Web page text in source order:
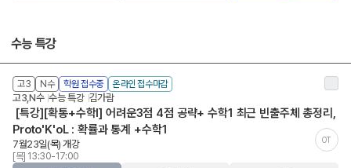
수능 특강
고3 N수 학원 접수중 온라인 접수마감
고3,N수 수능 특강 김가람
[특강][확통+수학Ⅰ] 어려운3점 4점 공략+ 수학1 최근 빈출주체 총정리,
Proto'K'oL : 확률과 통계 +수학1
OT
7월23일(목) 개강
[목] 13:30-17:00